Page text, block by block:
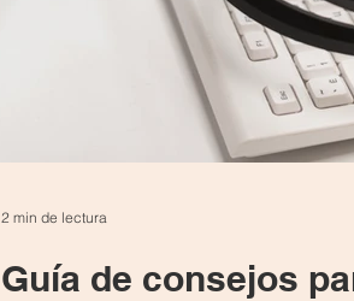
Guía de consejos
2 min de lectura